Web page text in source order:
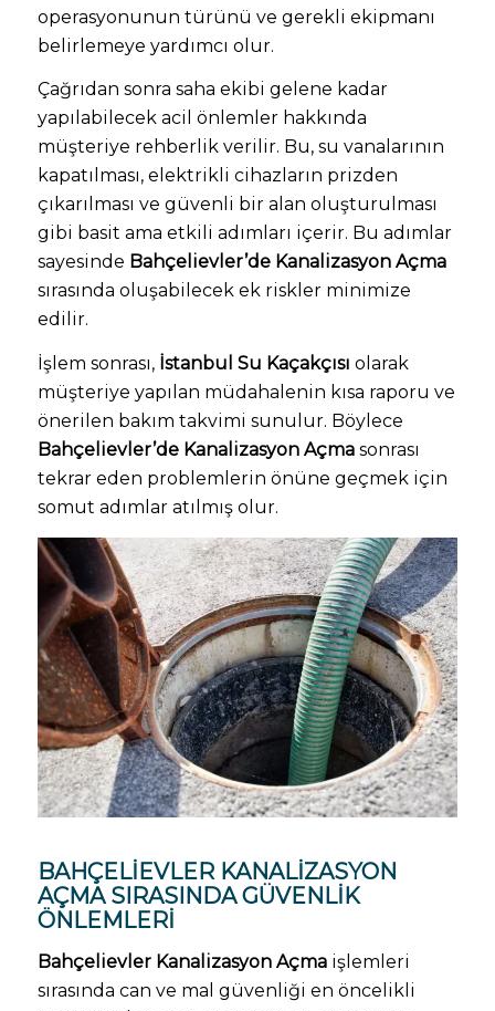
operasyonunun türünü ve gerekli ekipmanı
belirlemeye yardımcı olur.
Çağrıdan sonra saha ekibi gelene kadar
yapılabilecek acil önlemler hakkında
müşteriye rehberlik verilir. Bu, su vanalarının
kapatılması, elektrikli cihazların prizden
çıkarılması ve güvenli bir alan oluşturulması
gibi basit ama etkili adımları içerir. Bu adımlar
sayesinde Bahçelievler’de Kanalizasyon Açma
sırasında oluşabilecek ek riskler minimize
edilir.
İşlem sonrası, İstanbul Su Kaçakçısı olarak
müşteriye yapılan müdahalenin kısa raporu ve
önerilen bakım takvimi sunulur. Böylece
Bahçelievler’de Kanalizasyon Açmasonrası
tekrar eden problemlerin önüne geçmek için
somut adımlar atılmış olur.
BAHÇELIEVLER KANALIZASYON
AÇMA SIRASINDA GÜVENLIK
ÖNLEMLERI
Bahçelievler Kanalizasyon Açmaişlemleri
sırasında can ve mal güvenliği en öncelikli